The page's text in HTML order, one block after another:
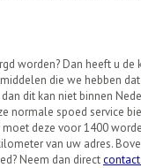
worden? Dan heeft u de
die we hebben
dit kan niet binnen
normale spoed service
deze voor 1400
van uw adres.
Neem dan directcontact